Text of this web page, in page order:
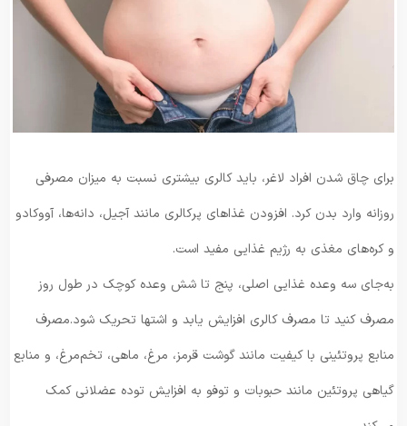
برای چاق شدن افراد لاغر، باید کالری بیشتری نسبت به میزان مصرفی
روزانه وارد بدن کرد. افزودن غذاهای پرکالری مانند آجیل، دانه‌ها، آووکادو
و کره‌های مغذی به رژیم غذایی مفید است.
به‌جای سه وعده غذایی اصلی، پنج تا شش وعده کوچک در طول روز
مصرف کنید تا مصرف کالری افزایش یابد و اشتها تحریک شود.مصرف
منابع پروتئینی با کیفیت مانند گوشت قرمز، مرغ، ماهی، تخم‌مرغ، و منابع
گیاهی پروتئین مانند حبوبات و توفو به افزایش توده عضلانی کمک